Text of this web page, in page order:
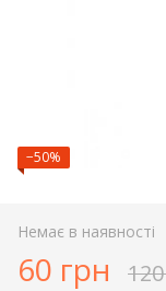
−50%
Немає в наявності
60 грн